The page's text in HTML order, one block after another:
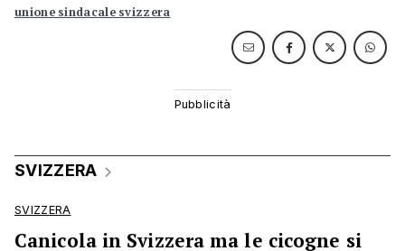
unione sindacale svizzera
SVIZZERA
SVIZZERA
Canicola in Svizzera ma le cicogne si